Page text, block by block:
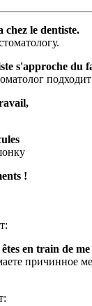
chez le dentiste.
s'approche du
!
en train de
причинное